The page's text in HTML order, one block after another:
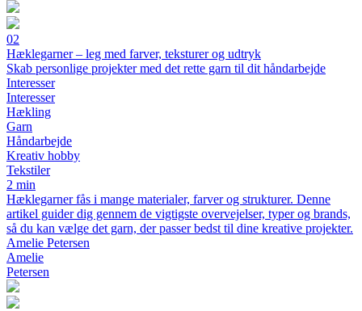
02
Hæklegarner – leg med farver, teksturer og udtryk
Skab personlige projekter med det rette garn til dit håndarbejde
Interesser
Interesser
Hækling
Garn
Håndarbejde
Kreativ hobby
Tekstiler
2 min
Hæklegarner fås i mange materialer, farver og strukturer. Denne
artikel guider dig gennem de vigtigste overvejelser, typer og brands,
så du kan vælge det garn, der passer bedst til dine kreative projekter.
Amelie Petersen
Amelie
Petersen